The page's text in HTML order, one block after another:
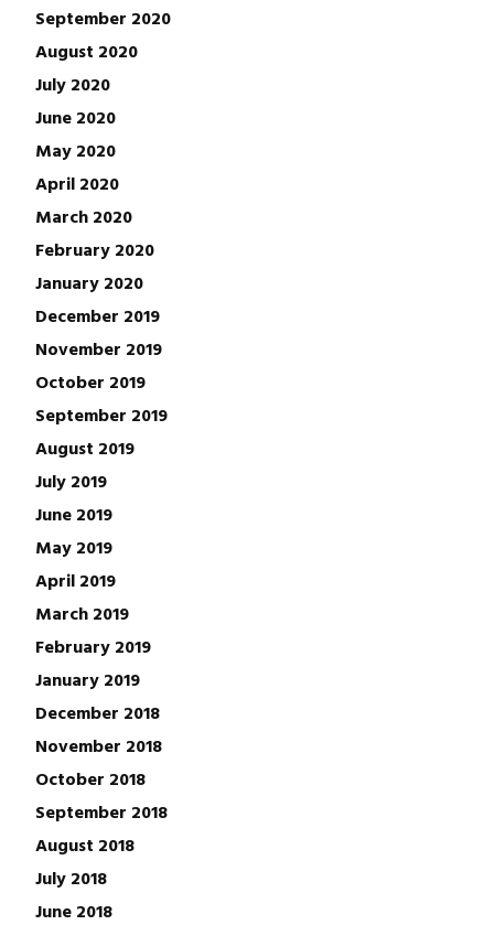
September 2020
August 2020
July 2020
June 2020
May 2020
April 2020
March 2020
February 2020
January 2020
December 2019
November 2019
October 2019
September 2019
August 2019
July 2019
June 2019
May 2019
April 2019
March 2019
February 2019
January 2019
December 2018
November 2018
October 2018
September 2018
August 2018
July 2018
June 2018